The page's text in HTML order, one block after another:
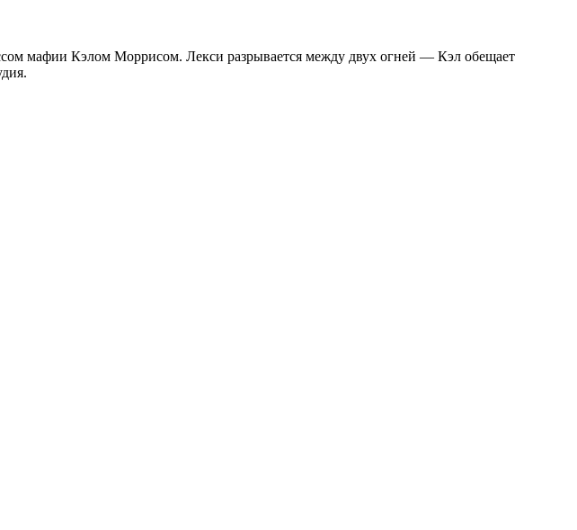
мафии Кэлом Моррисом. Лекси разрывается между двух огней — Кэл обещает